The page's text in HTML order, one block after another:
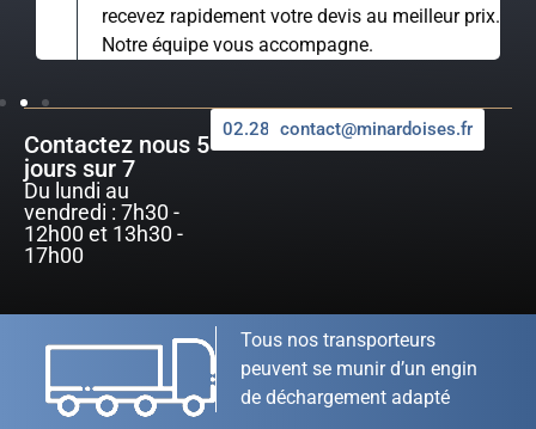
recevez rapidement votre devis au meilleur prix.
Notre équipe vous accompagne.
Contactez nous 5
jours sur 7
Du lundi au
vendredi : 7h30 -
12h00 et 13h30 -
17h00
02.28.50.46.95
contact@minardoises.fr
Tous nos transporteurs
peuvent se munir d’un engin
de déchargement adapté